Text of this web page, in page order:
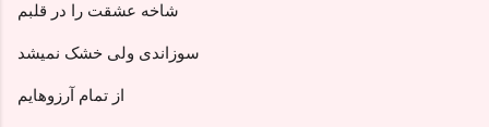
شاخه عشقت را در قلبم
سوزاندی ولی خشک نمیشد
از تمام آرزوهایم